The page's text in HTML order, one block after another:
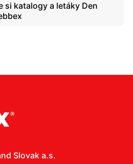
si katalogy a letáky Den
Slovak a.s.